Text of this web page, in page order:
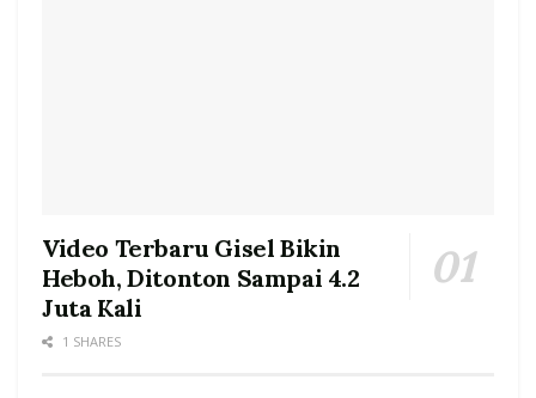
Video Terbaru Gisel Bikin
Heboh, Ditonton Sampai 4.2
Juta Kali
1 SHARES